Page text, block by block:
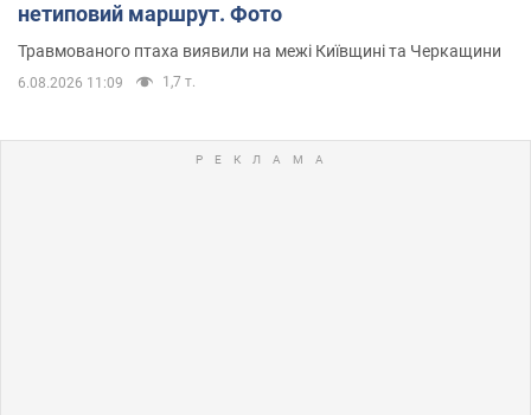
нетиповий маршрут. Фото
Травмованого птаха виявили на межі Київщині та Черкащини
6.08.2026 11:09 1,7 т.